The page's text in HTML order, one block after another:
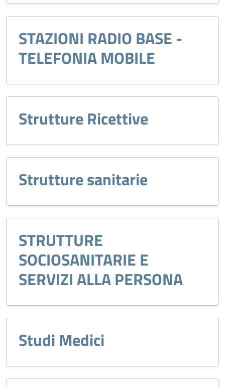
STAZIONI RADIO BASE -
TELEFONIA MOBILE
Strutture Ricettive
Strutture sanitarie
STRUTTURE
SOCIOSANITARIE E
SERVIZI ALLA PERSONA
Studi Medici